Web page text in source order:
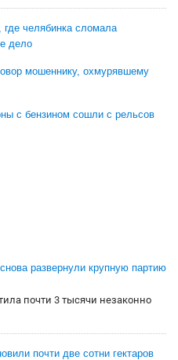
челябинка сломала
дело
мошеннику, охмурявшему
с бензином сошли с рельсов
развернули крупную партию
почти 3 тысячи незаконно
почти две сотни гектаров